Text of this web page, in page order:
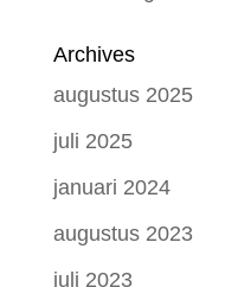
Archives
augustus 2025
juli 2025
januari 2024
augustus 2023
juli 2023